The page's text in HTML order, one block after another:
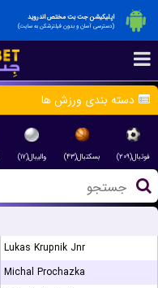
اپلیکیشن جت بت مختص اندروید
(دسترسی آسان و بدون فیلترشکن به سایت)
دسته بندی ورزش ها
فوتبال(۲۰۹) بسکتبال(۴۳) والیبال(۱۷)
Lukas Krupnik Jnr
Michal Prochazka